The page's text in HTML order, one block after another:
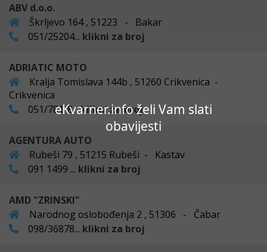
eKvarner.info želi Vam slati
obavijesti
ABV d.o.o.
Škrljevo 164 , 51223 - Bakar
051/25204... klikni za broj
ADRIATIC MOTO
Kralja Tomislava 144b , 51260 Crikvenica -
Crikvenica
051/781-8...klikni za broj
AGENTURA AUTO
Rubeši 79 , 51215 Rubeši - Kastav
091 1499 ... klikni za broj
AMD "ZRINSKI"
Narodnog oslobođenja 2 , 51306 - Čabar
098/36878... klikni za broj